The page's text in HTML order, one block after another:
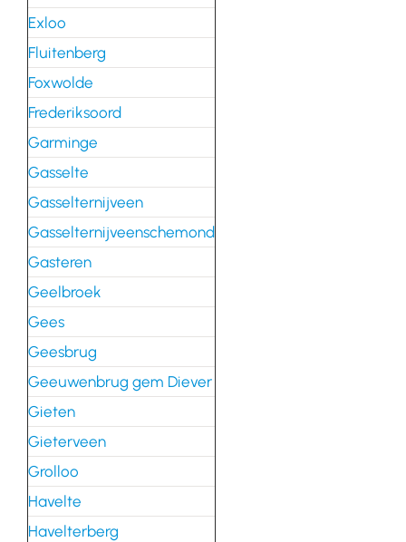
Exloo
Fluitenberg
Foxwolde
Frederiksoord
Garminge
Gasselte
Gasselternijveen
Gasselternijveenschemond
Gasteren
Geelbroek
Gees
Geesbrug
Geeuwenbrug gem Diever
Gieten
Gieterveen
Grolloo
Havelte
Havelterberg